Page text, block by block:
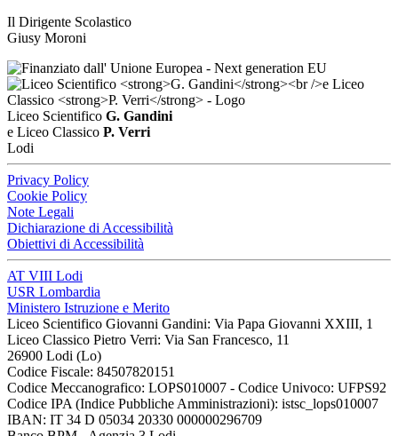
Il Dirigente Scolastico
Giusy Moroni
Liceo Scientifico G. Gandini
e Liceo Classico P. Verri
Lodi
Privacy Policy
Cookie Policy
Note Legali
Dichiarazione di Accessibilità
Obiettivi di Accessibilità
AT VIII Lodi
USR Lombardia
Ministero Istruzione e Merito
Liceo Scientifico Giovanni Gandini: Via Papa Giovanni XXIII, 1
Liceo Classico Pietro Verri: Via San Francesco, 11
26900 Lodi (Lo)
Codice Fiscale: 84507820151
Codice Meccanografico: LOPS010007 - Codice Univoco: UFPS92
Codice IPA (Indice Pubbliche Amministrazioni): istsc_lops010007
IBAN: IT 34 D 05034 20330 000000296709